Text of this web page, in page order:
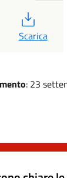
PDF
Scarica
: 23